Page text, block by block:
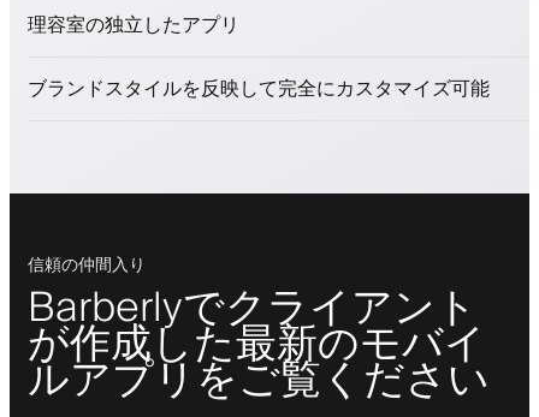
ロイヤリティプログラムでクライアントを引きつける
プッシュ、SMS、メール通知
理容室の独立したアプリ
ブランドスタイルを反映して完全にカスタマイズ可能
信頼の仲間入り
Barberlyでクライアント
が作成した最新のモバイ
ルアプリをご覧ください